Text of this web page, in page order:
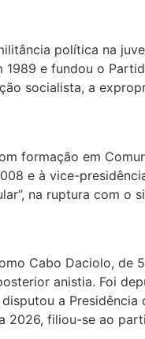
política na
e fundou o
socialista, a
formação em
e à vice-
na ruptura com
Cabo Daciolo,
anistia. Foi
a
2026, filiou-se ao